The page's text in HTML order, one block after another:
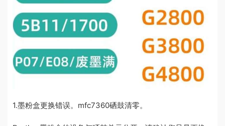
1.墨粉盒更换错误。mfc7360硒鼓清零。